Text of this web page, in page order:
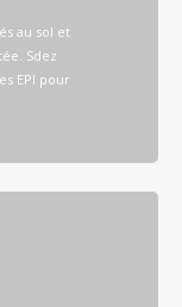
au sol et
Sdez
EPI pour